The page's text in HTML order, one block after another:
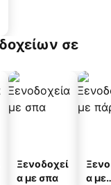
σε
Ξενοδοχεί
α με σπα
α με